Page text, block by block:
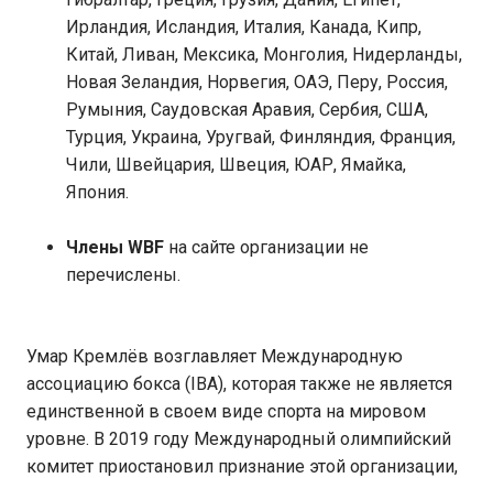
Ирландия, Исландия, Италия, Канада, Кипр,
Китай, Ливан, Мексика, Монголия, Нидерланды,
Новая Зеландия, Норвегия, ОАЭ, Перу, Россия,
Румыния, Саудовская Аравия, Сербия, США,
Турция, Украина, Уругвай, Финляндия, Франция,
Чили, Швейцария, Швеция, ЮАР, Ямайка,
Япония.
Члены WBF на сайте организации не
перечислены.
Умар Кремлёв возглавляет Международную
ассоциацию бокса (IBA), которая также не является
единственной в своем виде спорта на мировом
уровне. В 2019 году Международный олимпийский
комитет приостановил признание этой организации,